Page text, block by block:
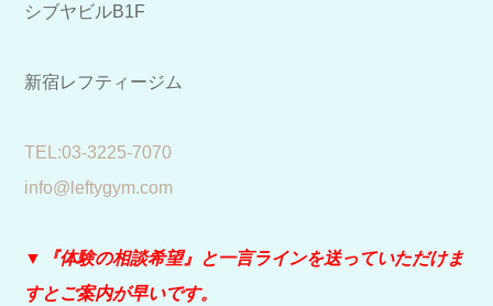
シブヤビルB1F
新宿レフティージム
​TEL:03-3225-7070
info@leftygym.com
▼『体験の相談希望』と一言ラインを送っていただけま
すとご案内が早いです。